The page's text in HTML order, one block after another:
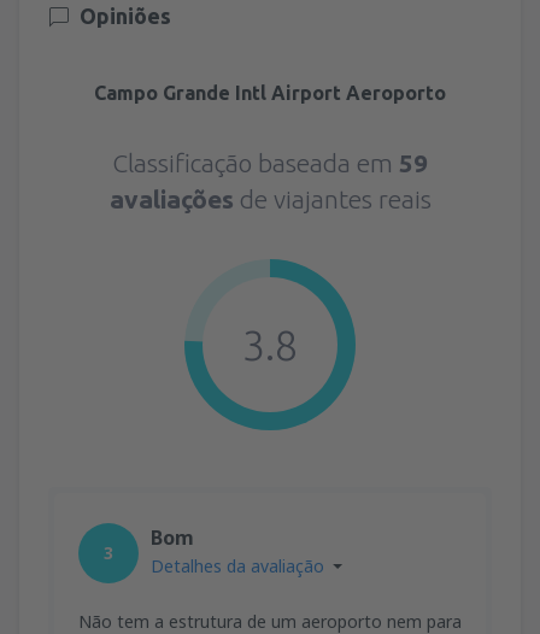
Opiniões
Campo Grande Intl Airport Aeroporto
Classificação baseada em 59
avaliações de viajantes reais
3.8
3
Bom
Detalhes da avaliação
Não tem a estrutura de um aeroporto nem para